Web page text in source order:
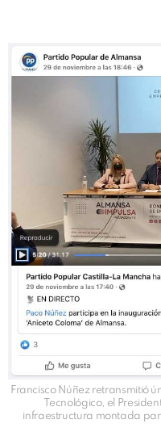
Francisco Núñez retransmitió
Tecnológico, el
infraestructura montada